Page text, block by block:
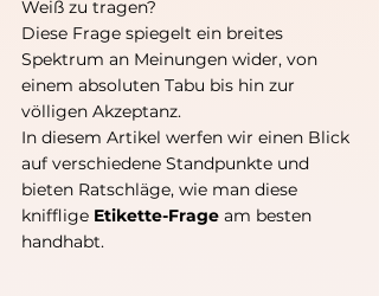
Weiß zu tragen?
Diese Frage spiegelt ein breites
Spektrum an Meinungen wider, von
einem absoluten Tabu bis hin zur
völligen Akzeptanz.
In diesem Artikel werfen wir einen Blick
auf verschiedene Standpunkte und
bieten Ratschläge, wie man diese
knifflige Etikette-Frage am besten
handhabt.